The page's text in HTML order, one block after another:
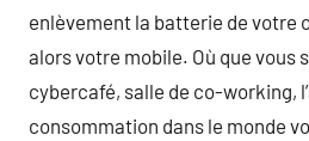
enlèvement la batterie de votre
alors votre mobile. Où que vous
cybercafé, salle de co-working,
consommation dans le monde